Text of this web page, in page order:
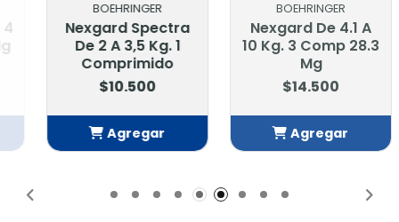
BOEHRINGER
Nexgard Spectra
De 2 A 3,5 Kg. 1
Comprimido
$10.500
Agregar
BOEHRINGER
Nexgard De 4.1 A
10 Kg. 3 Comp 28.3
Mg
$14.500
Agregar